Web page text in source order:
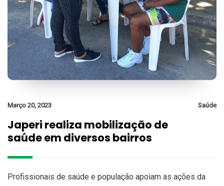
Março 20, 2023 Saúde
Japeri realiza mobilização de
saúde em diversos bairros
Profissionais de saúde e população apoiam as ações da